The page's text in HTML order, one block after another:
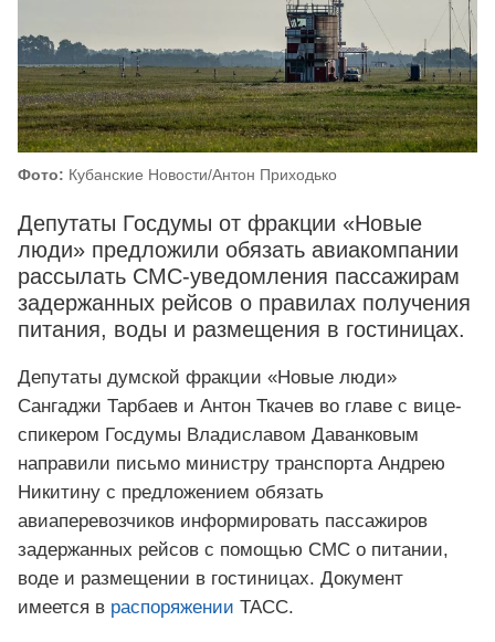
Фото: Кубанские Новости/Антон Приходько
Депутаты Госдумы от фракции «Новые
люди» предложили обязать авиакомпании
рассылать СМС-уведомления пассажирам
задержанных рейсов о правилах получения
питания, воды и размещения в гостиницах.
Депутаты думской фракции «Новые люди»
Сангаджи Тарбаев и Антон Ткачев во главе с вице-
спикером Госдумы Владиславом Даванковым
направили письмо министру транспорта Андрею
Никитину с предложением обязать
авиаперевозчиков информировать пассажиров
задержанных рейсов с помощью СМС о питании,
воде и размещении в гостиницах. Документ
имеется в распоряжении ТАСС.